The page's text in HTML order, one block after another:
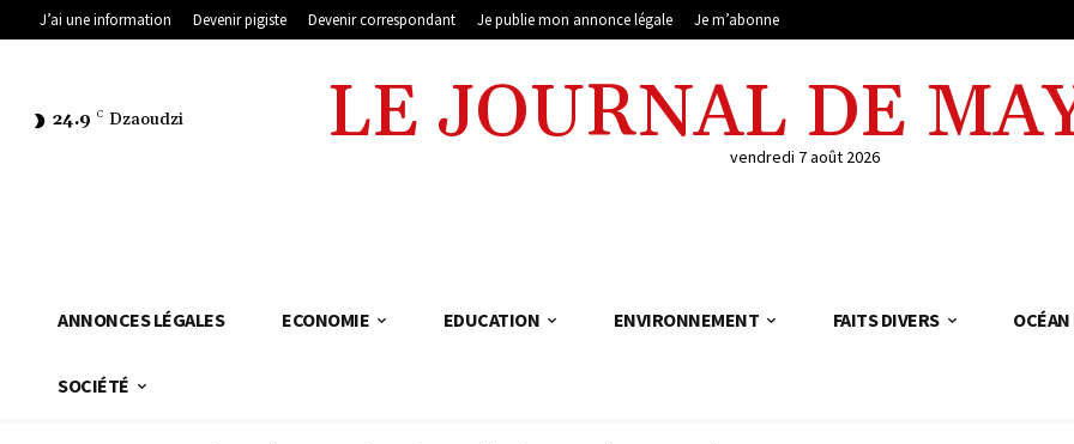
J’ai une information Devenir pigiste Devenir correspondant Je publie mon annonce légale Je m’abonne
24.9 C Dzaoudzi LE JOURNAL DE
vendredi 7 août 2026
ANNONCES LÉGALES ECONOMIE EDUCATION ENVIRONNEMENT FAITS DIVERS
SOCIÉTÉ